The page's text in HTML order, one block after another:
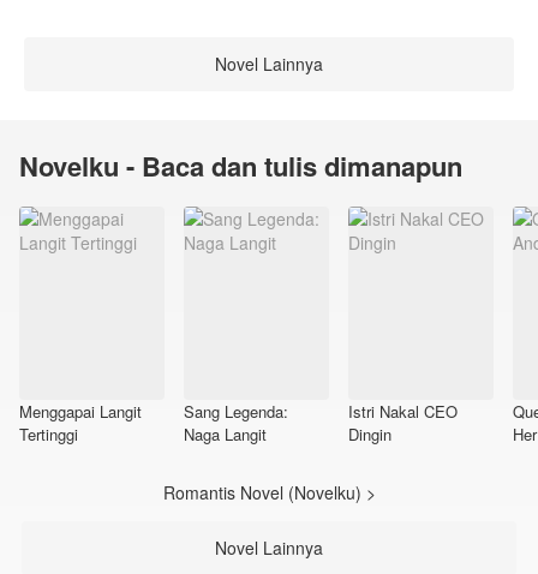
Novel Lainnya
Novelku - Baca dan tulis dimanapun
Menggapai Langit
Tertinggi
Sang Legenda:
Naga Langit
Istri Nakal CEO
Dingin
Romantis Novel (Novelku) >
Novel Lainnya